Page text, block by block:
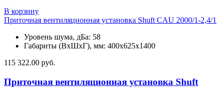
В корзину
Приточная вентиляционная установка Shuft CAU 2000/1-2,4/1
Уровень шума, дБа: 58
Габариты (ВхШхГ), мм: 400х625х1400
115 322.00 руб.
Приточная вентиляционная установка Shuft